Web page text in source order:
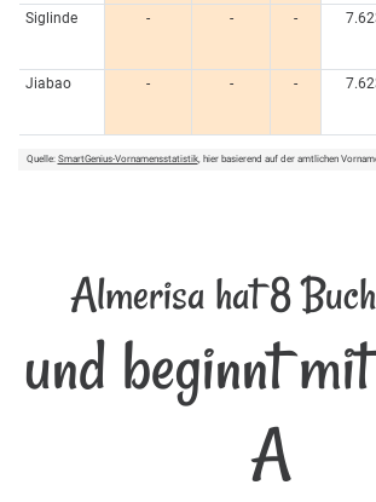
Siglinde
- - -
Jiabao
- - -
Quelle: SmartGenius-Vornamensstatistik, hier basierend auf der amtlichen
Almerisa hat 8
und beginnt
A